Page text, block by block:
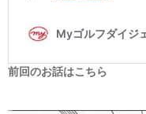
前回のお話はこちら